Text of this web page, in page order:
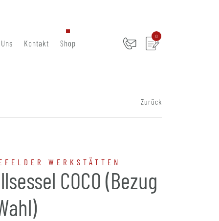
Kontakt Shop
0
Zurück
WERKSTÄTTEN
COCO (Bezug